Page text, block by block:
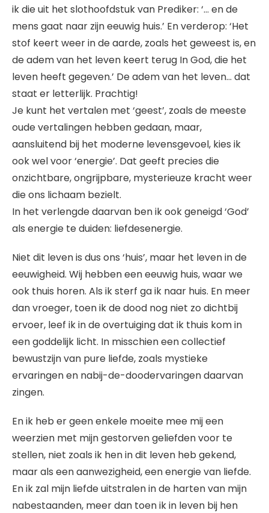
ik die uit het slothoofdstuk van Prediker: ‘… en de
mens gaat naar zijn eeuwig huis.’ En verderop: ‘Het
stof keert weer in de aarde, zoals het geweest is, en
de adem van het leven keert terug In God, die het
leven heeft gegeven.’ De adem van het leven… dat
staat er letterlijk. Prachtig!
Je kunt het vertalen met ‘geest’, zoals de meeste
oude vertalingen hebben gedaan, maar,
aansluitend bij het moderne levensgevoel, kies ik
ook wel voor ‘energie’. Dat geeft precies die
onzichtbare, ongrijpbare, mysterieuze kracht weer
die ons lichaam bezielt.
In het verlengde daarvan ben ik ook geneigd ‘God’
als energie te duiden: liefdesenergie.
Niet dit leven is dus ons ‘huis’, maar het leven in de
eeuwigheid. Wij hebben een eeuwig huis, waar we
ook thuis horen. Als ik sterf ga ik naar huis. En meer
dan vroeger, toen ik de dood nog niet zo dichtbij
ervoer, leef ik in de overtuiging dat ik thuis kom in
een goddelijk licht. In misschien een collectief
bewustzijn van pure liefde, zoals mystieke
ervaringen en nabij-de-doodervaringen daarvan
zingen.
En ik heb er geen enkele moeite mee mij een
weerzien met mijn gestorven geliefden voor te
stellen, niet zoals ik hen in dit leven heb gekend,
maar als een aanwezigheid, een energie van liefde.
En ik zal mijn liefde uitstralen in de harten van mijn
nabestaanden, meer dan toen ik in leven bij hen